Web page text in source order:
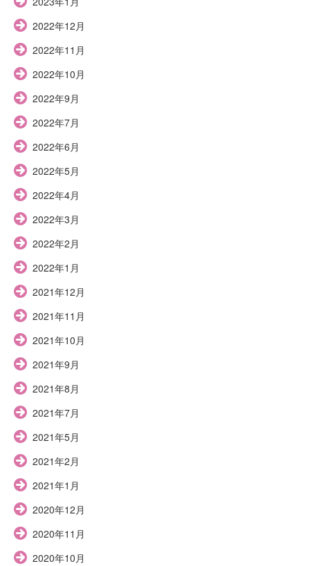
2022年12月
2022年11月
2022年10月
2022年9月
2022年7月
2022年6月
2022年5月
2022年4月
2022年3月
2022年2月
2022年1月
2021年12月
2021年11月
2021年10月
2021年9月
2021年8月
2021年7月
2021年5月
2021年2月
2021年1月
2020年12月
2020年11月
2020年10月